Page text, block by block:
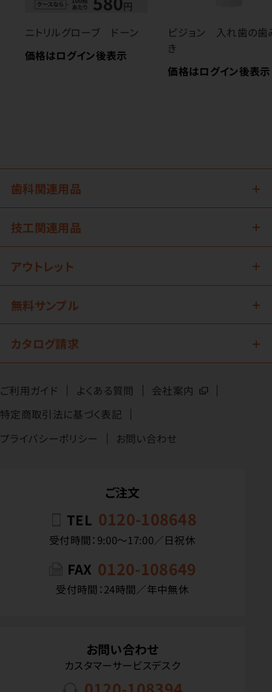
ニトリルグローブ ドーン
価格はログイン後表示
ピジョン 入れ歯の歯
き
価格はログイン後表示
歯科関連用品
技工関連用品
アウトレット
無料サンプル
カタログ請求
ご利用ガイド よくある質問
会社案内
特定商取引法に基づく表記
プライバシーポリシー
お問い合わせ
ご注文
TEL 0120-108648
受付時間：9:00〜17:00／日祝休
FAX 0120-108649
受付時間：24時間／年中無休
お問い合わせ
カスタマーサービスデスク